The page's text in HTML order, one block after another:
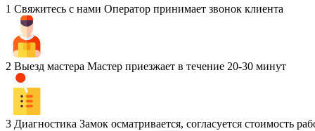
1 Свяжитесь с нами Оператор принимает звонок клиента
2 Выезд мастера Мастер приезжает в течение 20-30 минут
3 Диагностика Замок осматривается, согласуется стоимость